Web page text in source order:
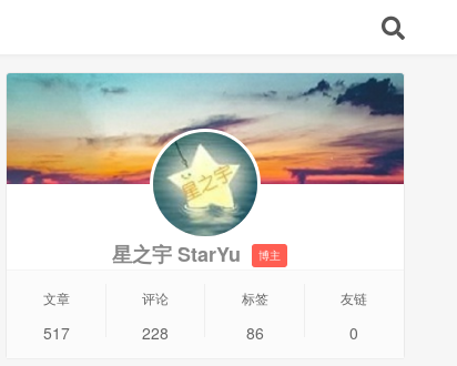
星之宇 StarYu 博主
文章
517
评论
228
标签
86
友链
0